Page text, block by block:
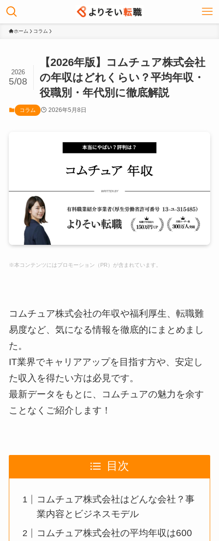
ホーム コラム
【2026年版】コムチュア株式会社
の年収はどれくらい？平均年収・
役職別・年代別に徹底解説
2026
5/08
コラム 2026年5月8日
※本コンテンツにはプロモーション（PR）が含まれています。
コムチュア株式会社の年収や福利厚生、転職難
易度など、気になる情報を徹底的にまとめまし
た。
IT業界でキャリアアップを目指す方や、安定し
た収入を得たい方は必見です。
最新データをもとに、コムチュアの魅力を余す
ことなくご紹介します！
目次
コムチュア株式会社はどんな会社？事
業内容とビジネスモデル
コムチュア株式会社の平均年収は600